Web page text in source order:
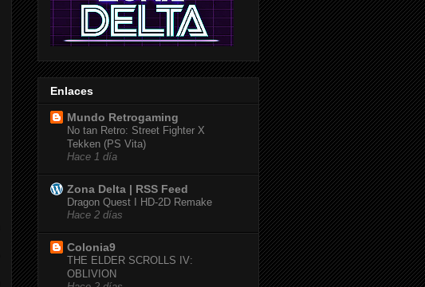
Enlaces
Mundo Retrogaming
No tan Retro: Street Fighter X
Tekken (PS Vita)
Hace 1 día
Zona Delta | RSS Feed
Dragon Quest I HD-2D Remake
Hace 2 días
Colonia9
THE ELDER SCROLLS IV:
OBLIVION